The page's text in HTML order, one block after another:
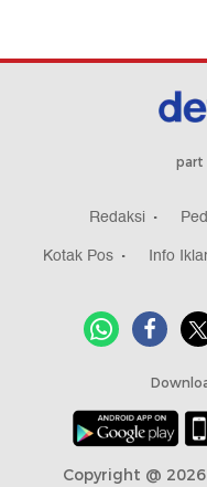
Redaksi
Kotak Pos
Info
Copyright @